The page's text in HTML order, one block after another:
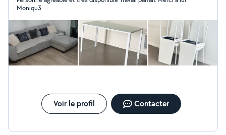
chats,..) Aide aux devoirs Merci de me contacter et de
me donner la chance de vous aider Si tu as besoin
n'hésites pas
Moniqu3
Voir le profil Contacter